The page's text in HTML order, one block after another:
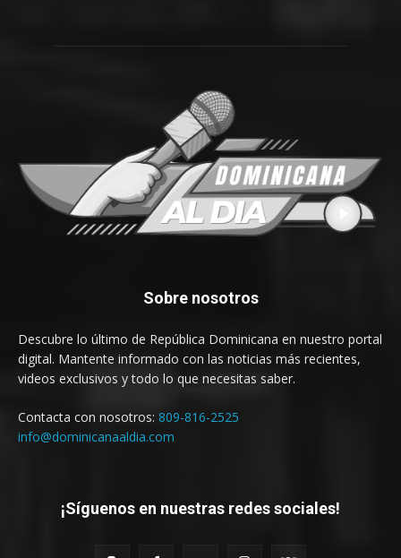
Sobre nosotros
Descubre lo último de República Dominicana en nuestro portal
digital. Mantente informado con las noticias más recientes,
videos exclusivos y todo lo que necesitas saber.
Contacta con nosotros: 809-816-2525
info@dominicanaaldia.com
¡Síguenos en nuestras redes sociales!